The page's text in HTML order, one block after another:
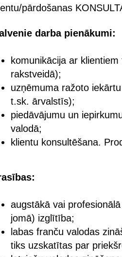
pārdošanas
darba pienākumi:
komunikācija ar
rakstveidā);
uzņēmuma ražoto
t.sk. ārvalstīs);
piedāvājumu un
valodā;
klientu konsultēšana.
augstākā vai
jomā) izglītība;
labas franču valodas
tiks uzskatītas par